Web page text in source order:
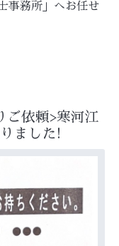
事務所」へお任せ
ご依頼>寒河江
ました!